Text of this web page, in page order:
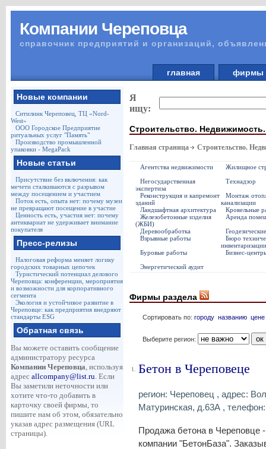
Компании Череповца
справочник предприятий и организаций,
главная
Новые компании
Ситилинк Череповец, ТЦ «Nord-
West»
ООО Городское Предприятие
ритуальных услуг "Память"
Производство промышленной
упаковки - MegaPack
Новые статьи
Присутствие без включения: как
мечети сталкиваются с разрывом
между посещением и участием
Поток есть, опыта нет: почему музеи
не превращают посещение в участие
Ценность есть, участия нет: почему
антиквариат не удерживает внимание
покупателя
Пресс-релизы
Налоговая реформа меняет логику
городских товарных цепочек
Туристический потенциал делового
Череповца: конференции, мероприятия
и возможности для корпоративного
сегмента
Экология и устойчивое развитие в
Череповце: как предприятия внедряют
стандарты ESG
Обратная связь
Вы можете оставить сообщение
администратору ресурса
Компании Череповца, используя
адрес allcompany@list.ru. Если
Вы заметили неточности или
хотите что-то добавить в
карточку своей фирмы, то
пишите нам об этом, обязательно
указав адрес размещения (URL
страницы).
Я
ищу:
Строительство.
Главная страница Строительство.
Агентства недвижимости
Жилищное
Негосударственная
экспертиза
Технадзор
Реконструкция и капремонт
зданий
Монтаж
канализации
Ландшафтная архитектура
Кровельные
Железобетонные изделия
(ЖБИ)
Аренда
Деревообработка
Взрывные работы
Бюро
Буровые работы
Бизнес-
Энергетический аудит
Фирмы раздела
Сортировать по: городу названию цене
Выберите регион:
1. Бетон в Череповеце
регион: Череповец , адрес:
Матуринская, д.63А ,
Продажа бетона в Череповце
компании "БетонБаза".